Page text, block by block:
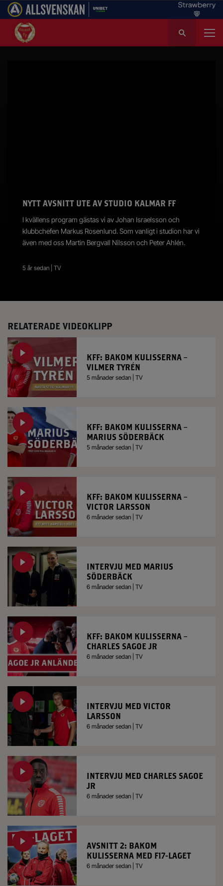
k
NYTT AVSNITT UTE AV STUDIO KALMAR FF
I kvällens program gästas vi av Johan Israelsson och
klubbchefen Markus Rosenlund. Som vanligt i studion har vi
även med oss Martin Bergvall Nilsson och Peter Ahlén.
5 år sedan | TV
RELATERADE VIDEOKLIPP
KFF: BAKOM KULISSERNA –
VILMER TYRÉN
5 månader sedan | TV
KFF: BAKOM KULISSERNA –
MARIUS SÖDERBÄCK
5 månader sedan | TV
KFF: BAKOM KULISSERNA –
VICTOR LARSSON
6 månader sedan | TV
INTERVJU MED MARIUS
SÖDERBÄCK
6 månader sedan | TV
KFF: BAKOM KULISSERNA –
CHARLES SAGOE JR
6 månader sedan | TV
INTERVJU MED VICTOR
LARSSON
6 månader sedan | TV
INTERVJU MED CHARLES SAGOE
JR
6 månader sedan | TV
AVSNITT 2: BAKOM
KULISSERNA MED F17-LAGET
6 månader sedan | TV